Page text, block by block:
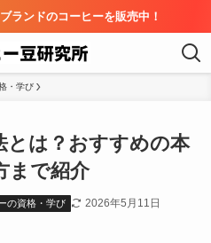
ランドのコーヒーを販売中！
・学び
とは？おすすめの本
まで紹介
の資格・学び
2026年5月11日